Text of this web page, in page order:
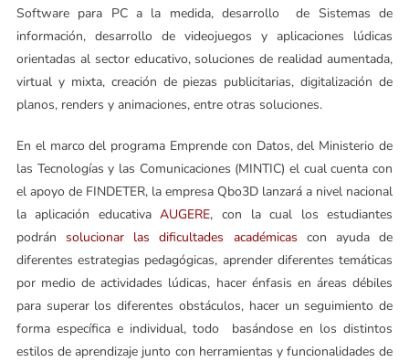
Software para PC a la medida, desarrollo de Sistemas de
información, desarrollo de videojuegos y aplicaciones lúdicas
orientadas al sector educativo, soluciones de realidad aumentada,
virtual y mixta, creación de piezas publicitarias, digitalización de
planos, renders y animaciones, entre otras soluciones.
En el marco del programa Emprende con Datos, del Ministerio de
las Tecnologías y las Comunicaciones (MINTIC) el cual cuenta con
el apoyo de FINDETER, la empresa Qbo3D lanzará a nivel nacional
la aplicación educativaAUGERE, con la cual los estudiantes
podránsolucionar las dificultades académicas con ayuda de
diferentes estrategias pedagógicas, aprender diferentes temáticas
por medio de actividades lúdicas, hacer énfasis en áreas débiles
para superar los diferentes obstáculos, hacer un seguimiento de
forma específica e individual, todo basándose en los distintos
estilos de aprendizaje junto con herramientas y funcionalidades de